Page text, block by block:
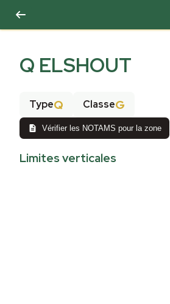
Q ELSHOUT
TypeQ ClasseG
Vérifier les NOTAMS pour la zone
Limites verticales